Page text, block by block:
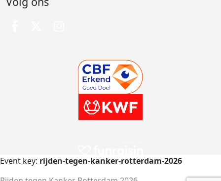
Event key: rijden-tegen-kanker-rotterdam-2026